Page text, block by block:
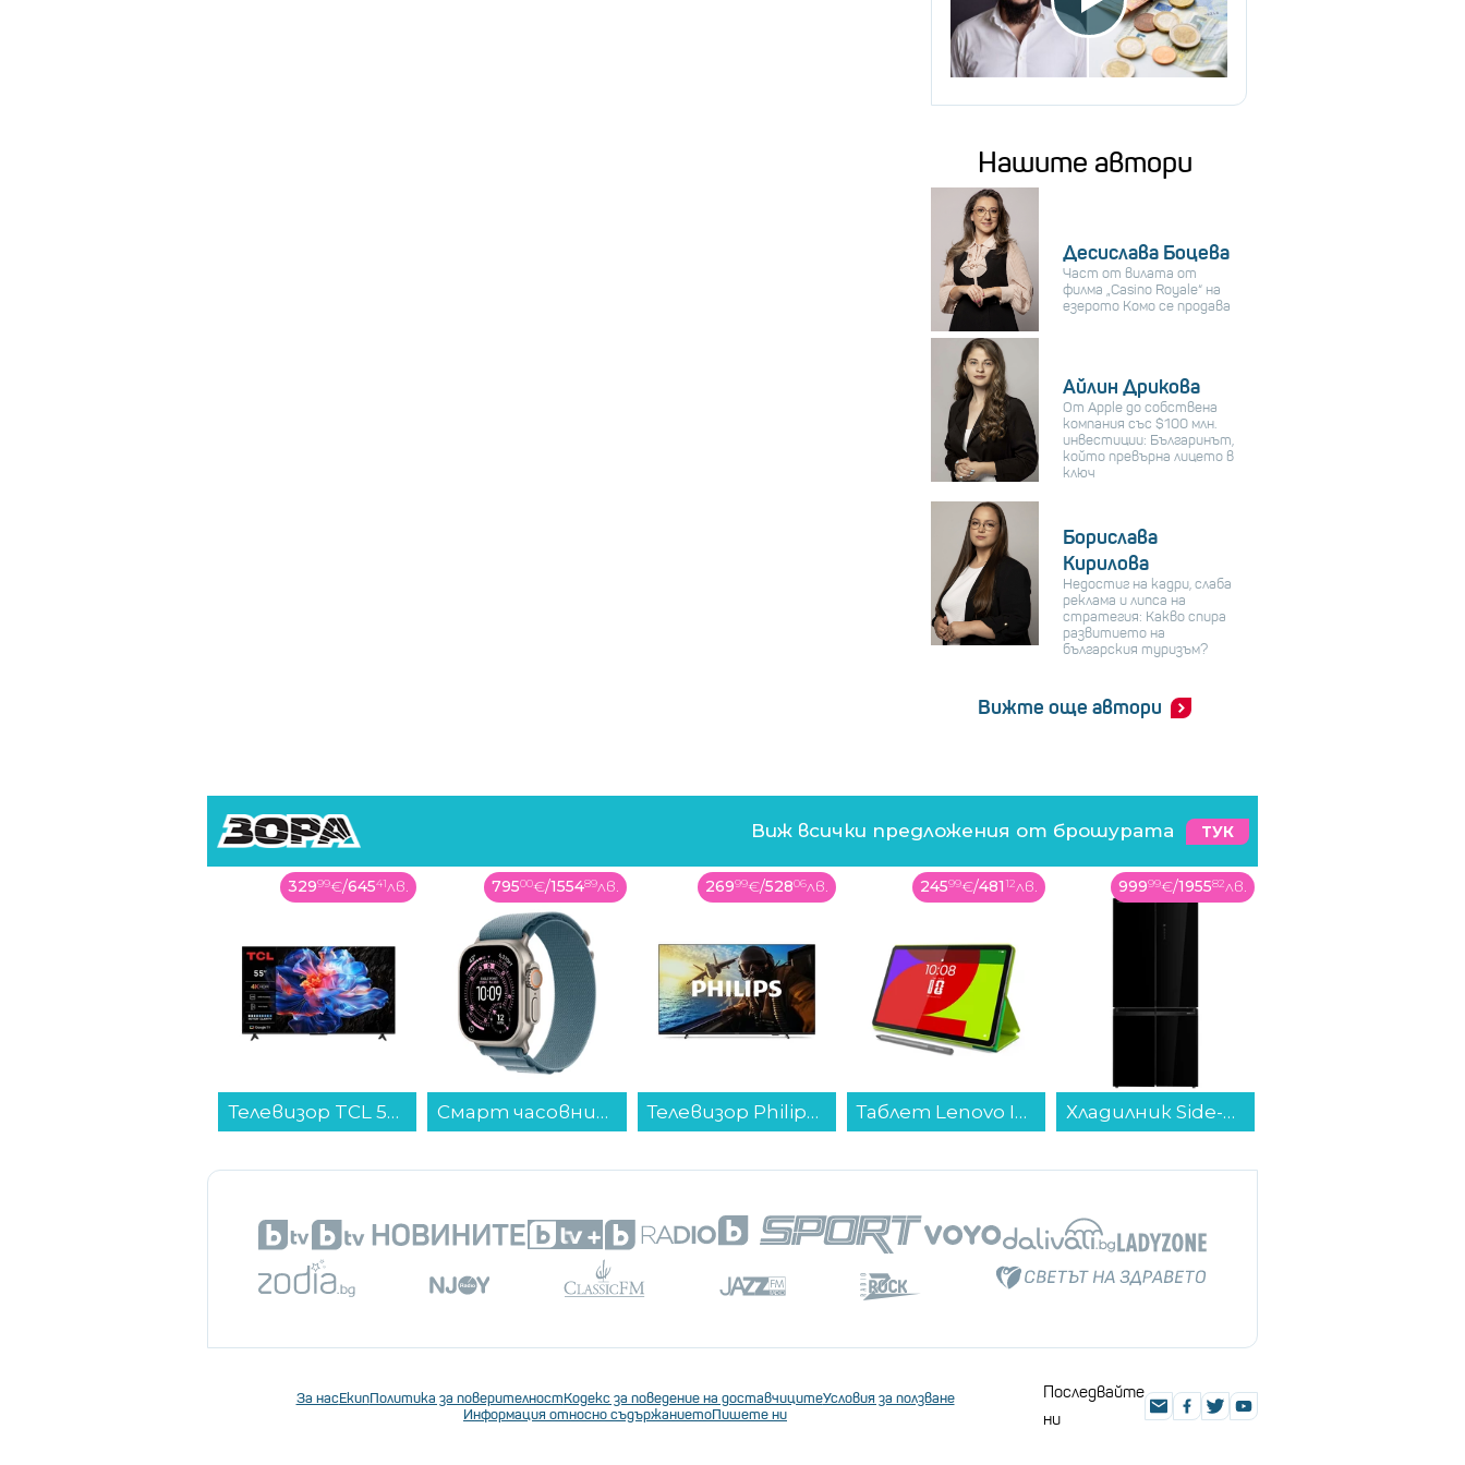
Нашите автори
Десислава Боцева
Част от вилата от
филма „Casino Royale“ на
езерото Комо се продава
Айлин Дрикова
От Apple до собствена
компания със $100 млн.
инвестиции: Българинът,
който превърна лицето в
ключ
Борислава
Кирилова
Недостиг на кадри, слаба
реклама и липса на
стратегия: Какво спира
развитието на
българския туризъм?
Вижте още автори
Виж всички предложения от брошурата ТУК
32999€/64541лв.
Телевизор TCL 55V6C , 139 см, 3840x2160 UHD-4K , 55 inch, Android , LED , Smart TV...
79500€/155489лв.
Смарт часовник Apple Watch Ultra 3 49mm Nat/Blue Alpine Loop L mewp4 , 1.98...
26999€/52806лв.
Телевизор Philips 50PUS7000/12 , 126 см, 3840x2160 UHD-4K , 50 inch, LED , Smart TV , TITAN OS...
24599€/48112лв.
Таблет Lenovo Idea Tab FIFA Edition ZAFR0965GR , 256 GB, 8 GB...
99999€/195582лв.
Хладилник Side-by-Side Toshiba GR-RF677WI-PGJ(22) , 515 l, E , No Frost , Черен...
За насЕкипПолитика за поверителностКодекс за поведение на доставчицитеУсловия за ползване
Информация относно съдържаниетоПишете ни
Последвайте
ни